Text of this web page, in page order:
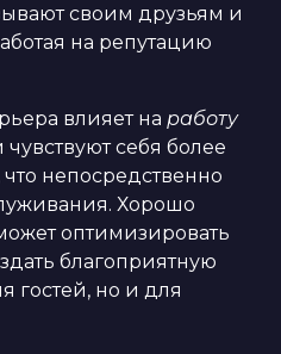
своим друзьям и
на репутацию
влияет на работу
чувствуют себя более
непосредственно
Хорошо
оптимизировать
благоприятную
гостей, но и для